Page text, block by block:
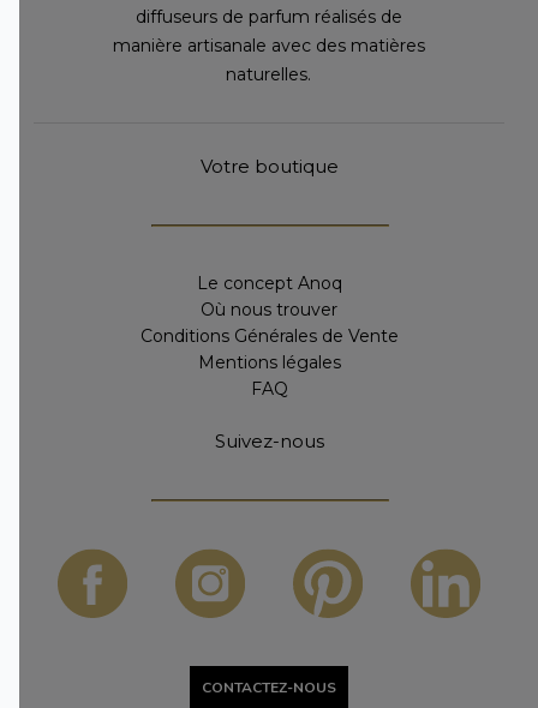
diffuseurs de parfum réalisés de
manière artisanale avec des matières
naturelles.
Votre boutique
Le concept Anoq
Où nous trouver
Conditions Générales de Vente
Mentions légales
FAQ
Suivez-nous
CONTACTEZ-NOUS